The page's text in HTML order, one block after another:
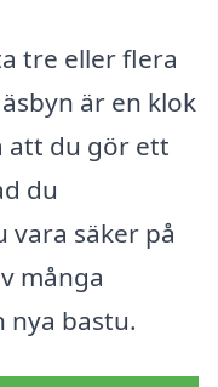
tre eller flera
är en klok
att du gör ett
du
vara säker på
många
nya bastu.